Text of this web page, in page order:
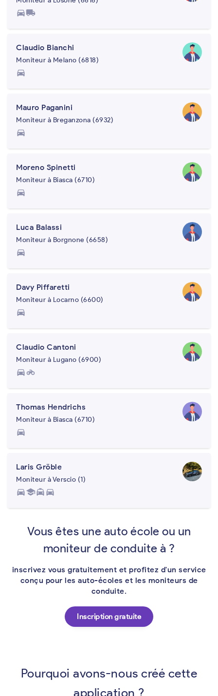
directions_carlocal_shipping
Claudio Bianchi
Moniteur à Melano (6818)
directions_car
Mauro Paganini
Moniteur à Breganzona (6932)
directions_car
Moreno Spinetti
Moniteur à Biasca (6710)
directions_car
Luca Balassi
Moniteur à Borgnone (6658)
directions_car
Davy Piffaretti
Moniteur à Locarno (6600)
directions_car
Claudio Cantoni
Moniteur à Lugano (6900)
directions_carmotorcycle
Thomas Hendrichs
Moniteur à Biasca (6710)
directions_car
Laris Gröble
Moniteur à Verscio (1)
directions_carschoollocal_taxi directions_car
Vous êtes une auto école ou un
moniteur de conduite à ?
inscrivez vous gratuitement et profitez d'un service
conçu pour les auto-écoles et les moniteurs de
conduite.
Inscription gratuite
Pourquoi avons-nous créé cette
application ?